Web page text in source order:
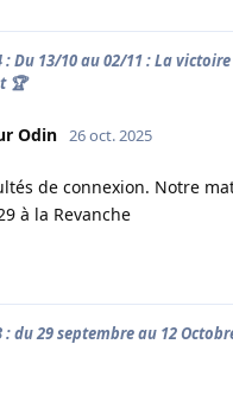
: Du 13/10 au 02/11 : La
🏆
Odin 26 oct. 2025
de connexion. Notre
à la Revanche
: du 29 septembre au 12